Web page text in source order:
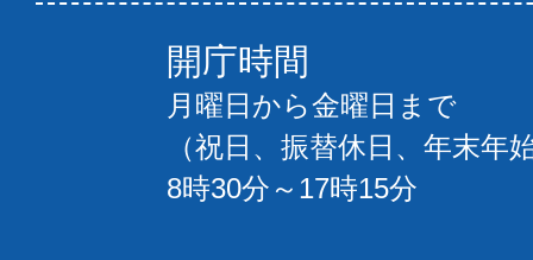
開庁時間
月曜日から金曜日まで
（祝日、振替休日、年末年
8時30分～17時15分